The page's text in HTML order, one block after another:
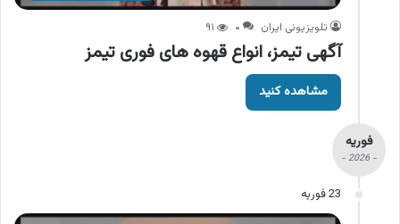
تلویزیونی ایران ۰ ۹۱
آگهی تیمز، انواع قهوه های فوری تیمز
مشاهده کنید
فوریه
- 2026 -
23 فوریه